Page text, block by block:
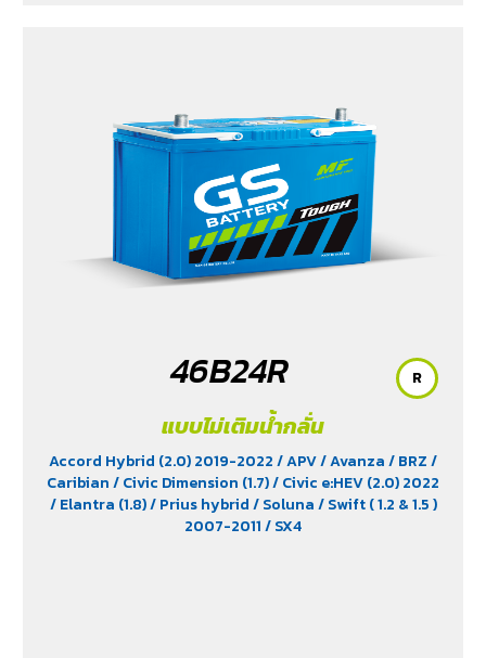
46B24R
แบบไม่เติมน้ำกลั่น
Accord Hybrid (2.0) 2019-2022/ APV/ Avanza/ BRZ/
Caribian/ Civic Dimension (1.7)/ Civic e:HEV (2.0) 2022
/ Elantra (1.8)/ Prius hybrid/ Soluna/ Swift ( 1.2 & 1.5 )
2007-2011/ SX4
R